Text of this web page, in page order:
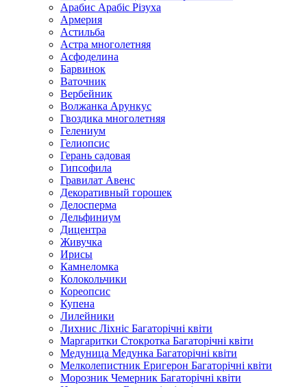
Арабис Арабіс Різуха
Армерия
Астильба
Астра многолетняя
Асфоделина
Барвинок
Ваточник
Вербейник
Волжанка Арункус
Гвоздика многолетняя
Гелениум
Гелиопсис
Герань садовая
Гипсофила
Гравилат Авенс
Декоративный горошек
Делосперма
Дельфиниум
Дицентра
Живучка
Ирисы
Камнеломка
Колокольчики
Кореопсис
Купена
Лилейники
Лихнис Ліхніс Багаторічні квіти
Маргаритки Стокротка Багаторічні квіти
Медуница Медунка Багаторічні квіти
Мелколепистник Еригерон Багаторічні квіти
Морозник Чемерник Багаторічні квіти